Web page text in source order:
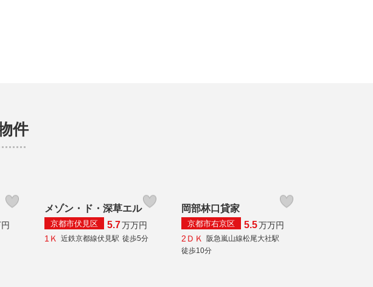
件
メゾン・ド・深草エル
京都市伏見区 5.7万万円
1Ｋ
近鉄京都線伏見駅 徒歩5分
岡部林口貸家
京都市右京区 5.5万万円
2ＤＫ
阪急嵐山線松尾大社駅
徒歩10分